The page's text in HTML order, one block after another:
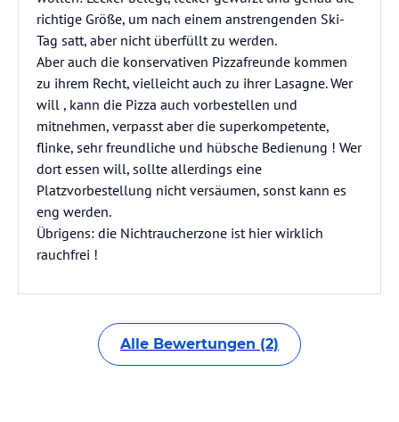
richtige Größe, um nach einem anstrengenden Ski-
Tag satt, aber nicht überfüllt zu werden.
Aber auch die konservativen Pizzafreunde kommen
zu ihrem Recht, vielleicht auch zu ihrer Lasagne. Wer
will , kann die Pizza auch vorbestellen und
mitnehmen, verpasst aber die superkompetente,
flinke, sehr freundliche und hübsche Bedienung ! Wer
dort essen will, sollte allerdings eine
Platzvorbestellung nicht versäumen, sonst kann es
eng werden.
Übrigens: die Nichtraucherzone ist hier wirklich
rauchfrei !
Alle Bewertungen (2)